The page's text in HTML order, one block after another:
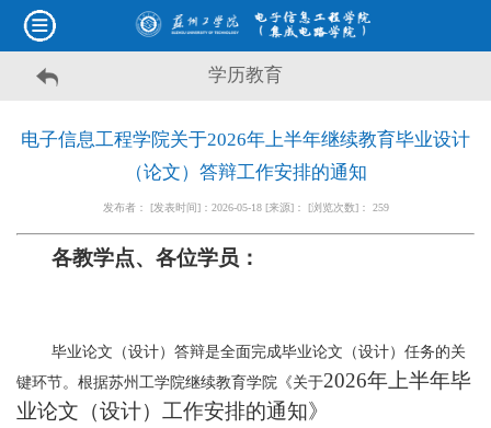
学历教育
电子信息工程学院关于2026年上半年继续教育毕业设计
（论文）答辩工作安排的通知
发布者： [发表时间]：2026-05-18 [来源]： [浏览次数]： 259
各教学点、各位学员：
毕业论文（设计）答辩是全面完成毕业论文（设计）任务的关
键环节。根据苏州工学院继续教育学院《关于2026年上半年毕
业论文（设计）工作安排的通知》